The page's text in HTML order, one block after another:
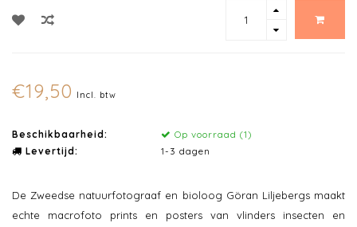
€19,50 Incl. btw
Beschikbaarheid:
Op voorraad (1)
Levertijd:
1-3 dagen
De Zweedse natuurfotograaf en bioloog Göran Liljebergs maakt
echte macrofoto prints en posters van vlinders insecten en